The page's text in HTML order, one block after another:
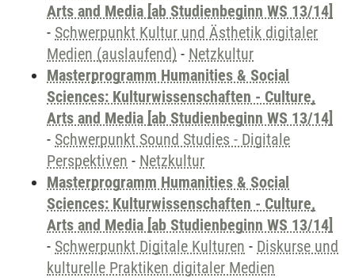
Arts and Media [ab Studienbeginn WS 13/14]
- Schwerpunkt Kultur und Ästhetik digitaler
Medien (auslaufend) - Netzkultur
Masterprogramm Humanities & Social
Sciences: Kulturwissenschaften - Culture,
Arts and Media [ab Studienbeginn WS 13/14]
- Schwerpunkt Sound Studies - Digitale
Perspektiven - Netzkultur
Masterprogramm Humanities & Social
Sciences: Kulturwissenschaften - Culture,
Arts and Media [ab Studienbeginn WS 13/14]
- Schwerpunkt Digitale Kulturen - Diskurse und
kulturelle Praktiken digitaler Medien